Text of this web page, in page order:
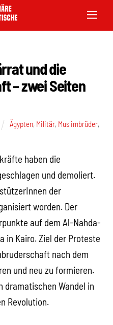
und die
– zwei Seiten
Ägypten, Militär, Muslimbrüder,
haben die
und demoliert.
der
worden. Der
auf dem Al-Nahda-
in Kairo. Ziel der Proteste
nach dem
und neu zu formieren.
dramatischen Wandel in
Revolution.